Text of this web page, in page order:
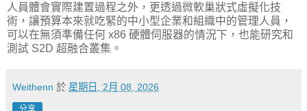
人員體會實際建置過程之外，更透過微軟巢狀式虛擬化技
術，讓預算本來就吃緊的中小型企業和組織中的管理人員，
可以在無須準備任何 x86 硬體伺服器的情況下，也能研究和
測試 S2D 超融合叢集。
Weithenn 於 星期日, 2月 08, 2026
分享